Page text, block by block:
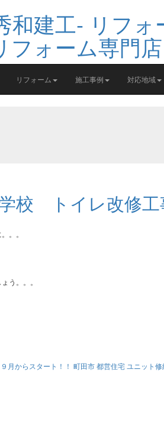
リフォーム 施工事例 対応地域
校 トイレ改修工
。。
う。。。
月からスタート！！ 町田市 都営住宅 ユニット修